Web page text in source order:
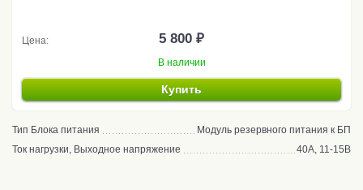
Цена: 5 800 ₽
В наличии
Купить
Тип Блока питания
Модуль резервного питания к БП
Ток нагрузки, Выходное напряжение
40А, 11-15В